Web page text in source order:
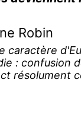
Robin
caractère
: confusion
résolument